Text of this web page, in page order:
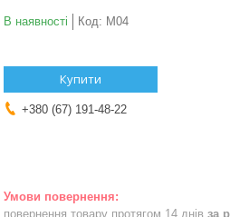
В наявності Код: M04
Купити
+380 (67) 191-48-22
повернення товару протягом 14 днів за